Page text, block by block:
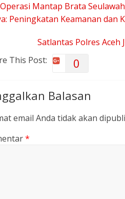
Operasi Mantap Brata
Peningkatan Keamanan dan
Satlantas Polres
This Post:
0
Balasan
email Anda tidak akan
*